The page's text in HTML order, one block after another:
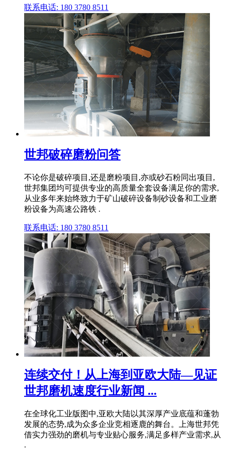
联系电话: 180 3780 8511
世邦破碎磨粉问答
不论你是破碎项目,还是磨粉项目,亦或砂石粉同出项目,
世邦集团均可提供专业的高质量全套设备满足你的需求,
从业多年来始终致力于矿山破碎设备制砂设备和工业磨
粉设备为高速公路铁 .
联系电话: 180 3780 8511
连续交付！从上海到亚欧大陆—见证
世邦磨机速度行业新闻 ...
在全球化工业版图中,亚欧大陆以其深厚产业底蕴和蓬勃
发展的态势,成为众多企业竞相逐鹿的舞台。上海世邦凭
借实力强劲的磨机与专业贴心服务,满足多样产业需求,从
.